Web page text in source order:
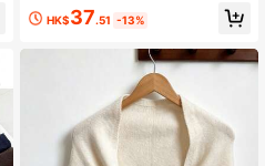
合所有季节，可用于日常穿着、度
假、旅行等场合，必备单品。
HK$37.51 -13%